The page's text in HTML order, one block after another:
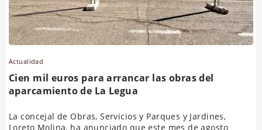
Actualidad
Cien mil euros para arrancar las obras del
aparcamiento de La Legua
La concejal de Obras, Servicios y Parques y Jardines,
Loreto Molina, ha anunciado que este mes de agosto